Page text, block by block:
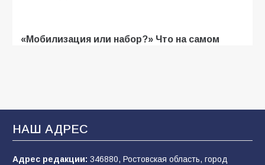
«Мобилизация или набор?» Что на самом
В Батайске продолжаются дорожные работы
100 04.08.2026
НАШ АДРЕС
Адрес редакции: 346880, Ростовская область, город